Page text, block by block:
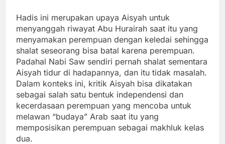
Hadis ini merupakan upaya Aisyah untuk
menyanggah riwayat Abu Hurairah saat itu yang
menyamakan perempuan dengan keledai sehingga
shalat seseorang bisa batal karena perempuan.
Padahal Nabi Saw sendiri pernah shalat sementara
Aisyah tidur di hadapannya, dan itu tidak masalah.
Dalam konteks ini, kritik Aisyah bisa dikatakan
sebagai salah satu bentuk independensi dan
kecerdasaan perempuan yang mencoba untuk
melawan “budaya” Arab saat itu yang
memposisikan perempuan sebagai makhluk kelas
dua.